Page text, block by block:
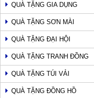
QUÀ TẶNG GIA DỤNG
QUÀ TẶNG SƠN MÀI
QUÀ TẶNG ĐẠI HỘI
QUÀ TẶNG TRANH ĐỒNG
QUÀ TẶNG TÚI VẢI
QUÀ TẶNG ĐỒNG HỒ